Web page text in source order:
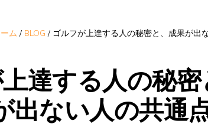
ム / BLOG / ゴルフが上達する人の秘密と、成果が出
達する人の秘
出ない人の共通